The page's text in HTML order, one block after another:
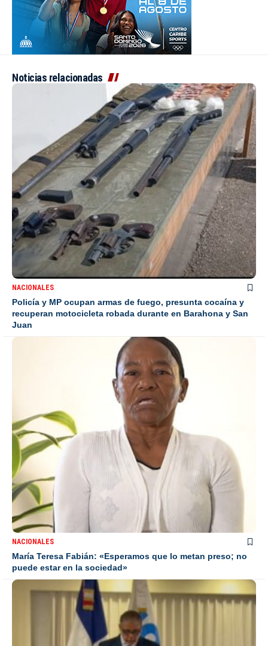
Noticias relacionadas
NACIONALES
Policía y MP ocupan armas de fuego, presunta cocaína y
recuperan motocicleta robada durante en Barahona y San
Juan
NACIONALES
María Teresa Fabián: «Esperamos que lo metan preso; no
puede estar en la sociedad»